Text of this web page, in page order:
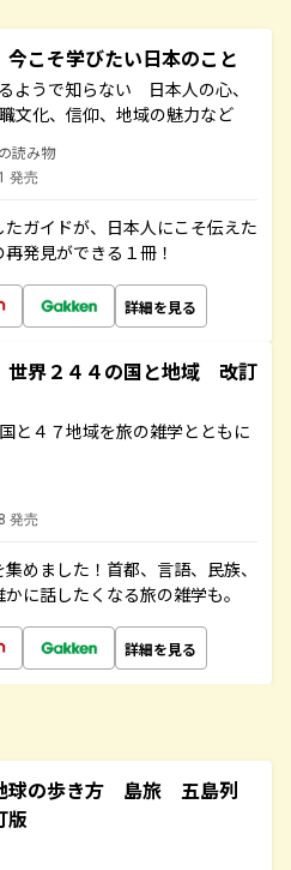
こそ学びたい日本のこと
ようで知らない 日本人の心、
文化、信仰、地域の魅力など
読み物
発売
ガイドが、日本人にこそ伝えた
発見ができる１冊！
詳細を見る
界２４４の国と地域 改訂
と４７地域を旅の雑学とともに
発売
めました！首都、言語、民族、
に話したくなる旅の雑学も。
詳細を見る
球の歩き方 島旅 五島列
版